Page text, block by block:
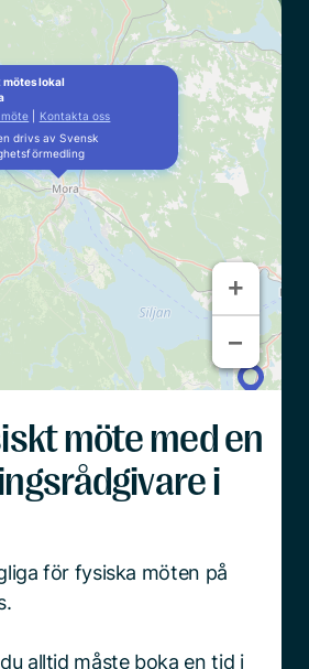
möteslokal
Kontakta oss
drivs av Svensk
+
−
+
−
möte med en
i
för fysiska möten på
alltid måste boka en tid i